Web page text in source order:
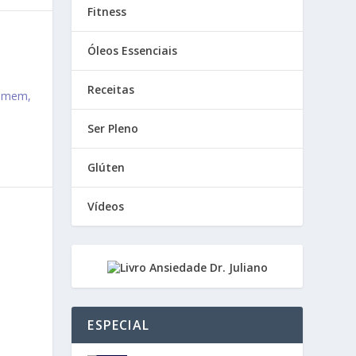
Fitness
Óleos Essenciais
Receitas
Ser Pleno
Glúten
Vídeos
ESPECIAL